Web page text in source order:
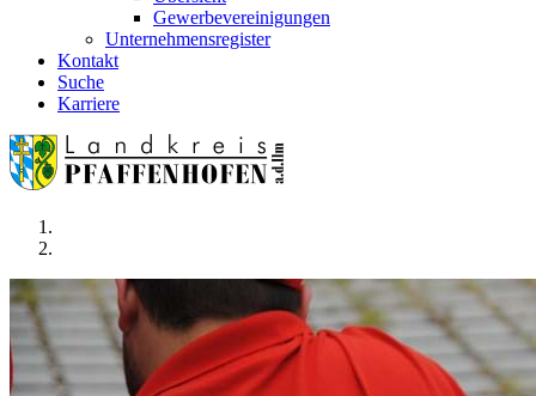
Gewerbevereinigungen
Unternehmensregister
Kontakt
Suche
Karriere